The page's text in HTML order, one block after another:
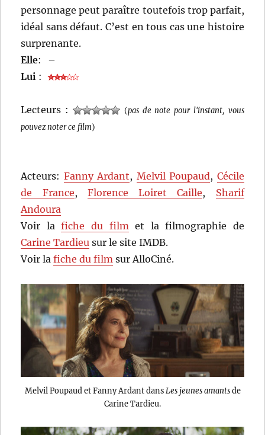
personnage peut paraître toutefois trop parfait,
idéal sans défaut. C’est en tous cas une histoire
surprenante.
Elle:
–
Lui :
Lecteurs : (pas de note pour l'instant, vous
pouvez noter ce film)
Acteurs: Fanny Ardant, Melvil Poupaud, Cécile
de France, Florence Loiret Caille, Sharif
Andoura
Voir lafiche du film et la filmographie de
Carine Tardieu sur le site IMDB.
Voir lafiche du film sur AlloCiné.
Melvil Poupaud et Fanny Ardant dans Les jeunes amantsde
Carine Tardieu.